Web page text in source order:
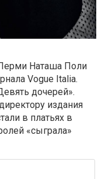
Наташа Поли
Vogue Italia.
дочерей».
издания
в платьях в
«сыграла»